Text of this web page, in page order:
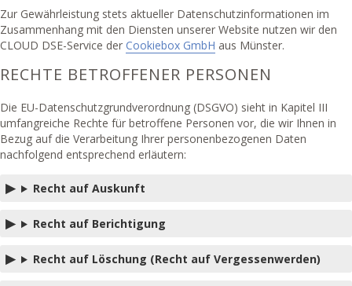
Zur Gewährleistung stets aktueller Datenschutzinformationen im
Zusammenhang mit den Diensten unserer Website nutzen wir den
CLOUD DSE-Service der Cookiebox GmbH aus Münster.
RECHTE BETROFFENER PERSONEN
Die EU-Datenschutzgrundverordnung (DSGVO) sieht in Kapitel III
umfangreiche Rechte für betroffene Personen vor, die wir Ihnen in
Bezug auf die Verarbeitung Ihrer personenbezogenen Daten
nachfolgend entsprechend erläutern:
Recht auf Auskunft
Recht auf Berichtigung
Recht auf Löschung (Recht auf Vergessenwerden)